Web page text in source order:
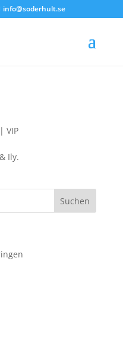
info@soderhult.se
VIP
Ily.